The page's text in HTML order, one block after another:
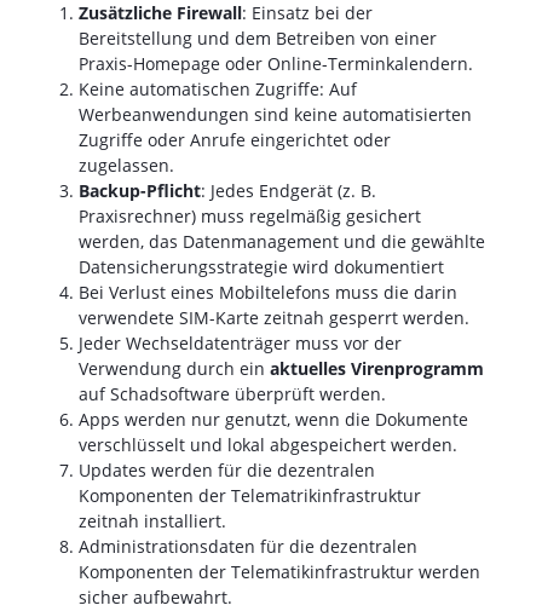
Zusätzliche Firewall: Einsatz bei der
Bereitstellung und dem Betreiben von einer
Praxis-Homepage oder Online-Terminkalendern.
Keine automatischen Zugriffe: Auf
Werbeanwendungen sind keine automatisierten
Zugriffe oder Anrufe eingerichtet oder
zugelassen.
Backup-Pflicht: Jedes Endgerät (z. B.
Praxisrechner) muss regelmäßig gesichert
werden, das Datenmanagement und die gewählte
Datensicherungsstrategie wird dokumentiert
Bei Verlust eines Mobiltelefons muss die darin
verwendete SIM-Karte zeitnah gesperrt werden.
Jeder Wechseldatenträger muss vor der
Verwendung durch ein aktuelles Virenprogramm
auf Schadsoftware überprüft werden.
Apps werden nur genutzt, wenn die Dokumente
verschlüsselt und lokal abgespeichert werden.
Updates werden für die dezentralen
Komponenten der Telematrikinfrastruktur
zeitnah installiert.
Administrationsdaten für die dezentralen
Komponenten der Telematikinfrastruktur werden
sicher aufbewahrt.